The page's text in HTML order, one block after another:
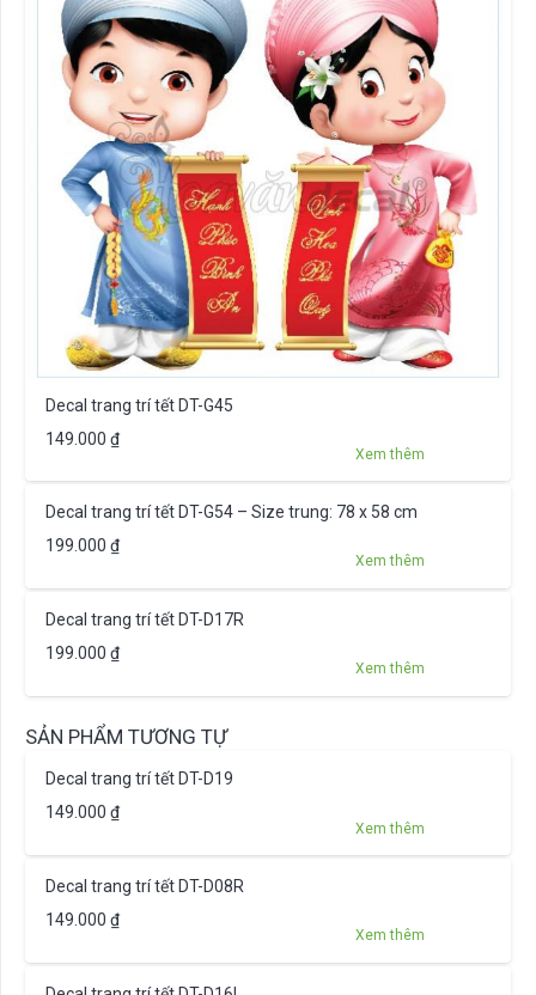
Decal trang trí tết DT-G45
149.000 ₫
Xem thêm
Decal trang trí tết DT-G54 – Size trung: 78 x 58 cm
199.000 ₫
Xem thêm
Decal trang trí tết DT-D17R
199.000 ₫
Xem thêm
SẢN PHẨM TƯƠNG TỰ
Decal trang trí tết DT-D19
149.000 ₫
Xem thêm
Decal trang trí tết DT-D08R
149.000 ₫
Xem thêm